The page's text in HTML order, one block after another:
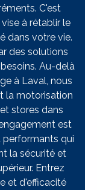
C'est
à rétablir le
dans votre vie.
des solutions
Au-delà
à Laval, nous
la motorisation
stores dans
est
performants qui
la sécurité et
Entrez
et d'efficacité